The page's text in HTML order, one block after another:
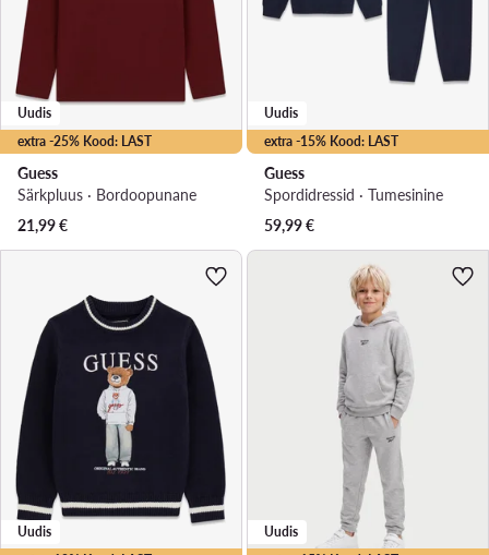
extra -25% Kood: LAST
Uudis
Guess
Särkpluus · Bordoopunane
21,99€
extra -15% Kood: LAST
Uudis
Guess
Spordidressid · Tumesinine
59,99€
Uudis Uudis